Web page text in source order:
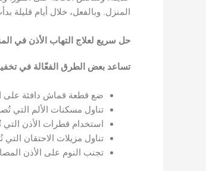
المنزل. وبالفعل، خلال أيام
حل سريع لعلاج التهاب الأذن في
تساعد بعض الطرق الفعّالة في
ضع قطعة قماش دافئة على
تناول مسكنات الألم التي
استخدام قطرات الأذن
تناول مزيلات الاحتقان
تجنب النوم على الأذن